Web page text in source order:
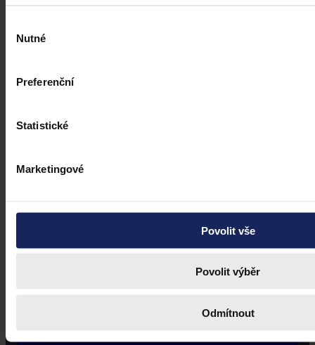
souhlasu
Nutné
Preferenční
Statistické
Marketingové
Povolit vše
Povolit výběr
Odmítnout